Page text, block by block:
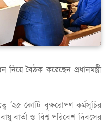
বৈঠক করেছেন প্রধানমন্ত্রী
‘২৫ কোটি বৃক্ষরোপণ কর্মসূচির
বার্তা ও বিশ্ব পরিবেশ দিবসের